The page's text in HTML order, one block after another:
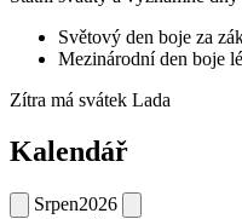
Světový den boje za
Mezinárodní den boje
Zítra má svátek Lada
Kalendář
Srpen2026